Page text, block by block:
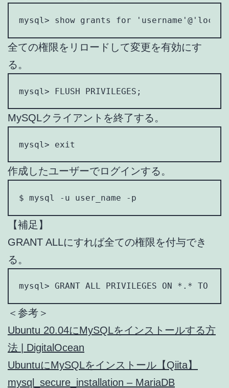
mysql> show grants for
全ての権限をリロードして変更を有効にす
る。
mysql> FLUSH PRIVILEGES;
MySQLクライアントを終了する。
mysql> exit
作成したユーザーでログインする。
$ mysql -u user_name -p
【補足】
GRANT ALLにすれば全ての権限を付与でき
る。
mysql> GRANT ALL PRIVILEGES ON *.* TO
＜参考＞
Ubuntu 20.04にMySQLをインストールする方
法 | DigitalOcean
UbuntuにMySQLをインストール【Qiita】
mysql_secure_installation – MariaDB